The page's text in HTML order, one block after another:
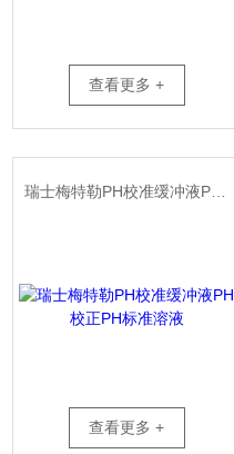
查看更多 +
查看更多 +